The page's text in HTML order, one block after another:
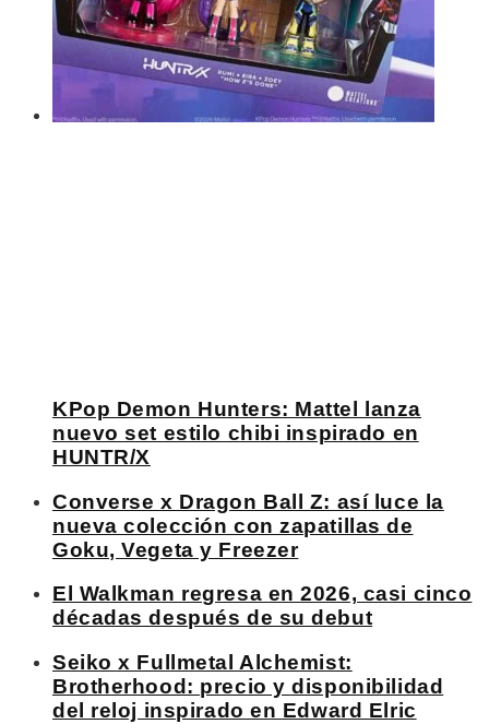
KPop Demon Hunters: Mattel lanza
nuevo set estilo chibi inspirado en
HUNTR/X
Converse x Dragon Ball Z: así luce la
nueva colección con zapatillas de
Goku, Vegeta y Freezer
El Walkman regresa en 2026, casi cinco
décadas después de su debut
Seiko x Fullmetal Alchemist:
Brotherhood: precio y disponibilidad
del reloj inspirado en Edward Elric